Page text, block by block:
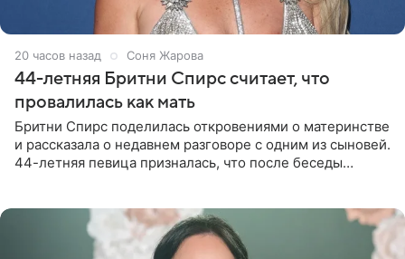
20 часов назад Соня Жарова
44-летняя Бритни Спирс считает, что
провалилась как мать
Бритни Спирс поделилась откровениями о материнстве
и рассказала о недавнем разговоре с одним из сыновей.
44-летняя певица призналась, что после беседы